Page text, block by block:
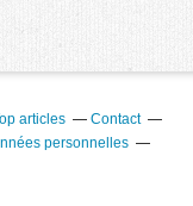
articles
Contact
personnelles